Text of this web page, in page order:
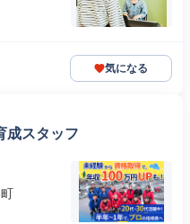
気になる
成スタッフ